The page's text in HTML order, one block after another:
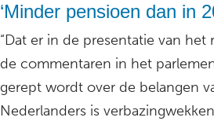
‘Minder pensioen dan in
“Dat er in de presentatie van het
de commentaren in het
gerept wordt over de belangen
Nederlanders is